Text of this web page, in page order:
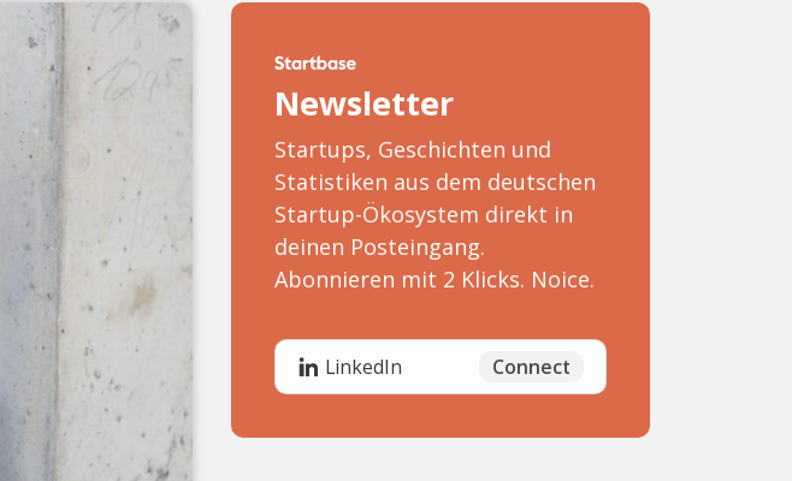
Newsletter
Startups, Geschichten und
Statistiken aus dem deutschen
Startup-Ökosystem direkt in
deinen Posteingang.
Abonnieren mit 2 Klicks. Noice.
LinkedIn Connect